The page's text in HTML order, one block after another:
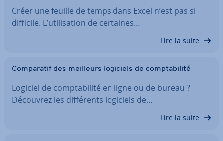
Créer une feuille de temps dans Excel n’est pas si
difficile. L’uti­li­sa­tion de certaines…
Lire la suite
Com­pa­ra­tif des meilleurs logiciels de comp­ta­bi­lité
Logiciel de comp­ta­bi­lité en ligne ou de bureau ?
Découvrez les dif­fé­rents logiciels de…
Lire la suite